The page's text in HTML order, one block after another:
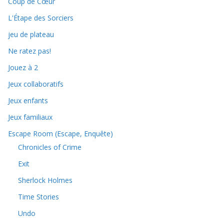
L'Étape des Sorciers
jeu de plateau
Ne ratez pas!
Jouez à 2
Jeux collaboratifs
Jeux enfants
Jeux familiaux
Escape Room (Escape, Enquête)
Chronicles of Crime
Exit
Sherlock Holmes
Time Stories
Undo